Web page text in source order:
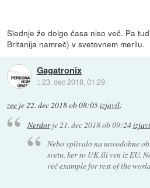
Slednje že dolgo časa niso več. Pa
Britanija namreč) v svetovnem merilu.
Gagatronix
::23. dec 2018, 01:29
zee je22. dec 2018 ob 08:05izjavil:
Nerdorje 21. dec 2018 ob 09:24
Nebo vplivalo na novodobne
svetu, ker so UK šli ven iz EU.
več example for rest of the